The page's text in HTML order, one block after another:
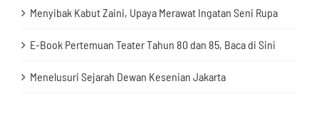
Menyibak Kabut Zaini, Upaya Merawat Ingatan Seni Rupa
E-Book Pertemuan Teater Tahun 80 dan 85, Baca di Sini
Menelusuri Sejarah Dewan Kesenian Jakarta